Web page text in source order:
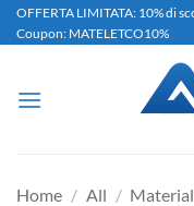
Salta
ai
OFFERTA LIMITATA: 10% di
Coupon: MATELETCO10%
Home / All /